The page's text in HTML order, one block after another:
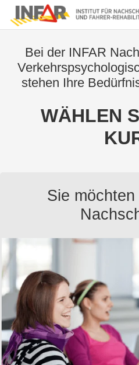
Bei der INFAR
stehen Ihre
WÄHLEN
Sie